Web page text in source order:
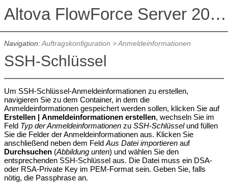
Altova FlowForce Server 2026 Advanced Edition
Navigation:Auftragskonfiguration >Anmeldeinformationen
SSH-Schlüssel
Um SSH-Schlüssel-Anmeldeinformationen zu erstellen,
navigieren Sie zu dem Container, in dem die
Anmeldeinformationen gespeichert werden sollen, klicken Sie auf
Erstellen | Anmeldeinformationen erstellen, wechseln Sie im
Feld Typ der Anmeldeinformationenzu SSH-Schlüsselund füllen
Sie die Felder der Anmeldeinformationen aus. Klicken Sie
anschließend neben dem Feld Aus Datei importierenauf
Durchsuchen(Abbildung unten) und wählen Sie den
entsprechenden SSH-Schlüssel aus. Die Datei muss ein DSA-
oder RSA-Private Key im PEM-Format sein. Geben Sie, falls
nötig, die Passphrase an.